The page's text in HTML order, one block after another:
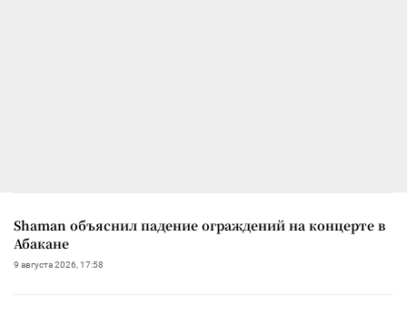
Shaman объяснил падение ограждений на концерте в
Абакане
9 августа 2026, 17:58